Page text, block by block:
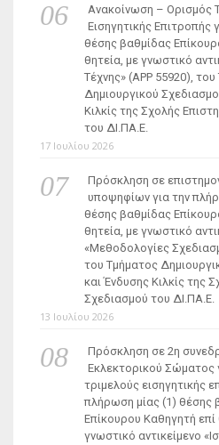
Ανακοίνωση – Ορισμός
Εισηγητικής Επιτροπής
θέσης βαθμίδας
θητεία, με γνωστικό
Τέχνης» (ΑΡΡ 55920), του
Δημιουργικού
Κιλκίς της Σχολής
του ΔΙ.ΠΑ.Ε.
17 Ιουλίου 2026
Πρόσκληση σε
υποψηφίων για την
θέσης βαθμίδας
θητεία, με γνωστικό
«Μεθοδολογίες
του Τμήματος
και Ένδυσης Κιλκίς της
Σχεδιασμού του ΔΙ.ΠΑ.Ε.
13 Ιουλίου 2026
Πρόσκληση σε 2η
Εκλεκτορικού Σώματος
τριμελούς εισηγητικής
πλήρωση μίας (1) θέσης
Επίκουρου Καθηγητή επί
γνωστικό αντικείμενο